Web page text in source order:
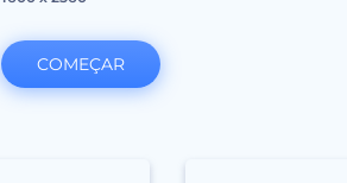
COMEÇAR